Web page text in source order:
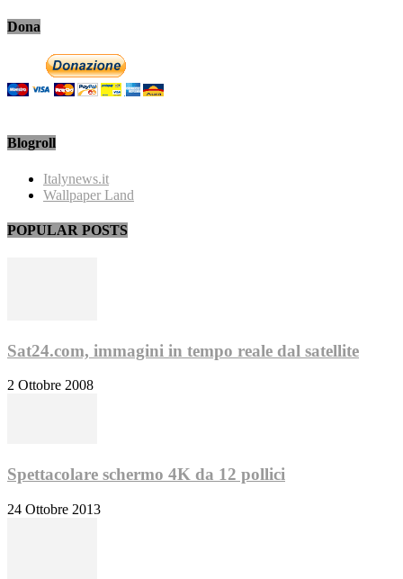
Dona
Blogroll
Italynews.it
Wallpaper Land
POPULAR POSTS
Sat24.com, immagini in tempo reale dal satellite
2 Ottobre 2008
Spettacolare schermo 4K da 12 pollici
24 Ottobre 2013